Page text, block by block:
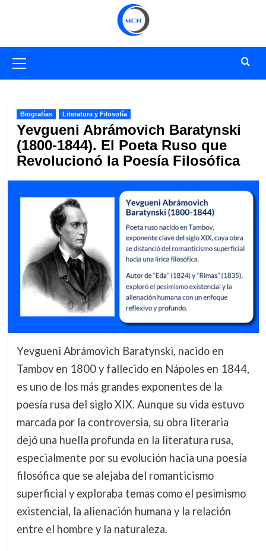
primario
Biografías Literatura y Filosofía
Yevgueni Abrámovich Baratynski
(1800-1844). El Poeta Ruso que
Revolucionó la Poesía Filosófica
Yevgueni Abrámovich Baratynski, nacido en
Tambov en 1800 y fallecido en Nápoles en 1844,
es uno de los más grandes exponentes de la
poesía rusa del siglo XIX. Aunque su vida estuvo
marcada por la controversia, su obra literaria
dejó una huella profunda en la literatura rusa,
especialmente por su evolución hacia una poesía
filosófica que se alejaba del romanticismo
superficial y exploraba temas como el pesimismo
existencial, la alienación humana y la relación
entre el hombre y la naturaleza.